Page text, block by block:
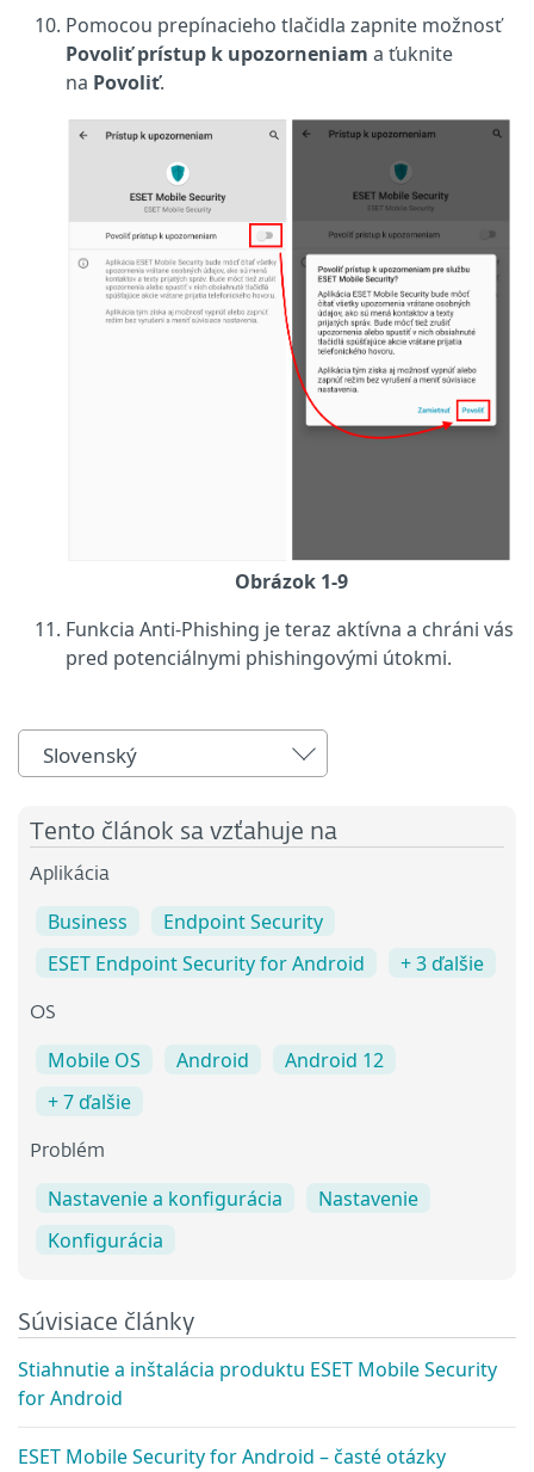
Pomocou prepínacieho tlačidla zapnite možnosť
Povoliť prístup k upozorneniam a ťuknite
na Povoliť.
Obrázok 1-9
Funkcia Anti‑Phishing je teraz aktívna a chráni vás
pred potenciálnymi phishingovými útokmi.
Slovenský
Tento článok sa vzťahuje na
Aplikácia
Business
Endpoint Security
ESET Endpoint Security for Android
+ 3 ďalšie
OS
Mobile OS Android
Android 12
+ 7 ďalšie
Problém
Nastavenie a konfigurácia
Nastavenie
Konfigurácia
Súvisiace články
Stiahnutie a inštalácia produktu ESET Mobile Security
for Android
ESET Mobile Security for Android – časté otázky